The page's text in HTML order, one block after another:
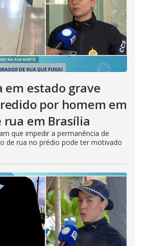
em estado grave
por homem em
rua em Brasília
que impedir a permanência de
de rua no prédio pode ter motivado